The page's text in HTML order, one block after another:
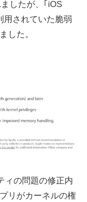
したが、｢iOS
用されていた脆弱
した。
ィの問題の修正内
リがカーネルの権